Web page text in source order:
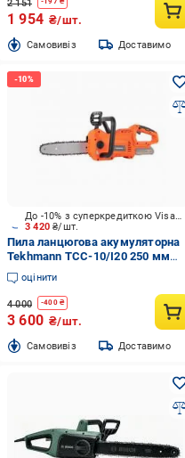
2 151
1 954 ₴/шт.
Cамовивіз Доставимо
3 420₴/шт.
До -10% з суперкредиткою Visa Вигода
Пила ланцюгова акумуляторна
Tekhmann TCC-10/I20 250 мм
поздовжній без АКБ та ЗП
оцінити
4 000 -400₴
3 600 ₴/шт.
Cамовивіз Доставимо